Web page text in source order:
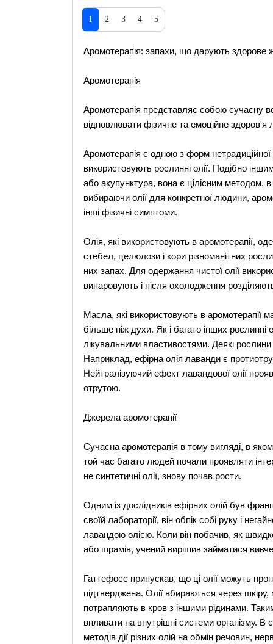
1 2 3 4 5
Аромотерапія: запахи, що дарують здорове
Аромотерапія
Аромотерапія представляє собою сучасну
відновлювати фізичне та емоційне здоров'я
Аромотерапія є одною з форм
використовують рослинні олії. Подібно
або акупунктура, вона є цілісним методом,
вибираючи олії для конкретної людини,
інші фізичні симптоми.
Олія, які використовують в аромотерапії,
стебел, целюлози і кори різноманітних
них запах. Для одержання чистої олії
випаровують і після охолодження
Масла, які використовують в
більше ніж духи. Як і багато інших
лікувальними властивостями. Деякі
Наприклад, ефірна олія лаванди є
Нейтралізуючий ефект лавандової олії
отрутою.
Джерела аромотерапії
Сучасна аромотерапія в тому вигляді, в
той час багато людей почали проявляти
не синтетичні олії, знову почав рости.
Одним із дослідників ефірних олій був
своїй лабораторії, він обпік собі руку і
лавандою олією. Коли він побачив, як
або шрамів, учений вирішив займатися
Гаттефосс припускав, що ці олії можуть
підтверджена. Олії вбираються через
потрапляють в кров з іншими рідинами.
впливати на внутрішні системи організму.
методів дії різних олій на обмін речовин,